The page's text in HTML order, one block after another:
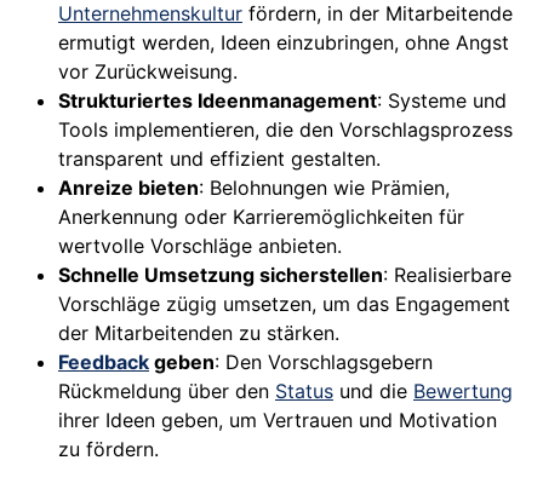
Unternehmenskultur fördern, in der Mitarbeitende
ermutigt werden, Ideen einzubringen, ohne Angst
vor Zurückweisung.
Strukturiertes Ideenmanagement: Systeme und
Tools implementieren, die den Vorschlagsprozess
transparent und effizient gestalten.
Anreize bieten: Belohnungen wie Prämien,
Anerkennung oder Karrieremöglichkeiten für
wertvolle Vorschläge anbieten.
Schnelle Umsetzung sicherstellen: Realisierbare
Vorschläge zügig umsetzen, um das Engagement
der Mitarbeitenden zu stärken.
Feedback geben: Den Vorschlagsgebern
Rückmeldung über den Status und die Bewertung
ihrer Ideen geben, um Vertrauen und Motivation
zu fördern.